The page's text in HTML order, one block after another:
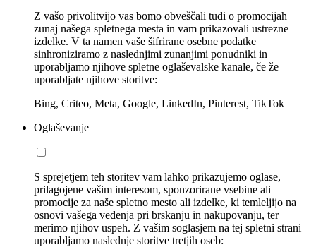
Z vašo privolitvijo vas bomo obveščali tudi o promocijah
zunaj našega spletnega mesta in vam prikazovali ustrezne
izdelke. V ta namen vaše šifrirane osebne podatke
sinhroniziramo z naslednjimi zunanjimi ponudniki in
uporabljamo njihove spletne oglaševalske kanale, če že
uporabljate njihove storitve:
Bing, Criteo, Meta, Google, LinkedIn, Pinterest, TikTok
Oglaševanje
S sprejetjem teh storitev vam lahko prikazujemo oglase,
prilagojene vašim interesom, sponzorirane vsebine ali
promocije za naše spletno mesto ali izdelke, ki temleljijo na
osnovi vašega vedenja pri brskanju in nakupovanju, ter
merimo njihov uspeh. Z vašim soglasjem na tej spletni strani
uporabljamo naslednje storitve tretjih oseb: